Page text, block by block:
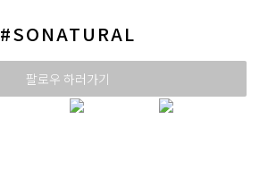
#SONATURAL
팔로우 하러가기